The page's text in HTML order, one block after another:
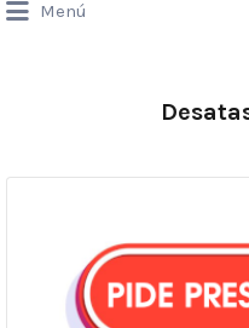
Menú
por: